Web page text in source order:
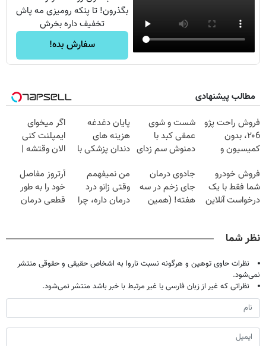
بگذرون! تا پنکه رومیزی مه پاش
تخفیف داره بخرش
سفارش بده!
مطالب پیشنهادی
فروش راحت پژو
۲۰6، بدون
کمیسیون و
شست و شوی
عمقی کبد با
دمنوش سم زدای
پایان دغدغه
هزینه های
دندان پزشکی با
خانگی
اگر میخوای
ایمپلنت کنی
الان وقتشه |
میلیون تومان!!!
فروش خودرو
شما فقط با یک
درخواست آنلاین
جادوی درمان
جای زخم در سه
هفته! (همین
من نمیفهمم
وقتی زانو درد
درمان داره، چرا
آرتروز مفاصل
خود را به طور
قطعی درمان
نظر شما
نظرات حاوی توهین و هرگونه نسبت ناروا به اشخاص حقیقی و حقوقی منتشر
نمی‌شود.
نظراتی که غیر از زبان فارسی یا غیر مرتبط با خبر باشد منتشر نمی‌شود.